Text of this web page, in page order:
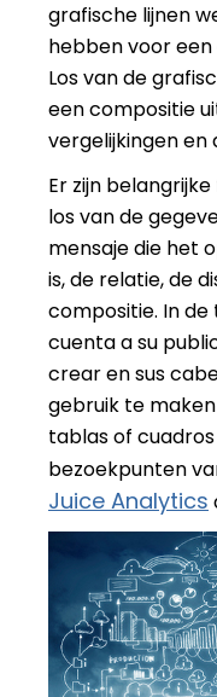
grafische lijnen
hebben voor
Los van de
een compositie
vergelijkingen en
Er zijn
los van de
mensaje die het
is, de relatie, de
compositie. In
cuenta a su
crear en sus
gebruik te
tablas of
bezoekpunten
Juice Analytics